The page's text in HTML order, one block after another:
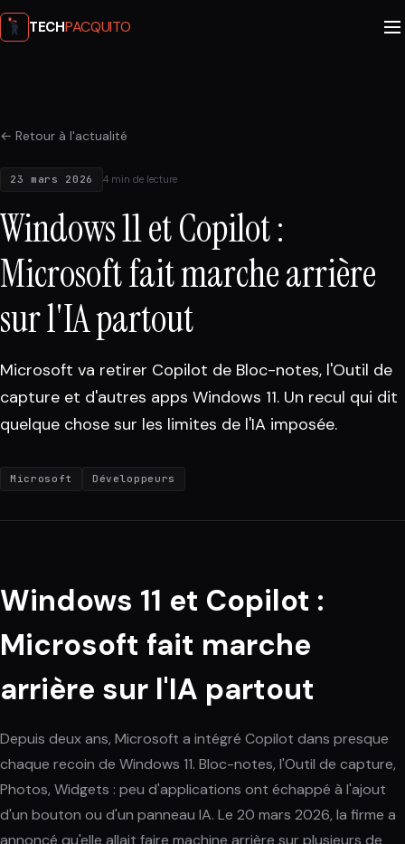
TECHPACQUITO
← Retour à l'actualité
23 mars 2026 4 min de lecture
Windows 11 et Copilot :
Microsoft fait marche arrière
sur l'IA partout
Microsoft va retirer Copilot de Bloc-notes, l'Outil de
capture et d'autres apps Windows 11. Un recul qui dit
quelque chose sur les limites de l'IA imposée.
Microsoft Développeurs
Windows 11 et Copilot :
Microsoft fait marche
arrière sur l'IA partout
Depuis deux ans, Microsoft a intégré Copilot dans presque
chaque recoin de Windows 11. Bloc-notes, l'Outil de capture,
Photos, Widgets : peu d'applications ont échappé à l'ajout
d'un bouton ou d'un panneau IA. Le 20 mars 2026, la firme a
annoncé qu'elle allait faire machine arrière sur plusieurs de